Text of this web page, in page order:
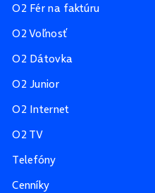
O2 Fér na faktúru
O2 Voľnosť
O2 Dátovka
O2 Junior
O2 Internet
O2 TV
Telefóny
Cenníky